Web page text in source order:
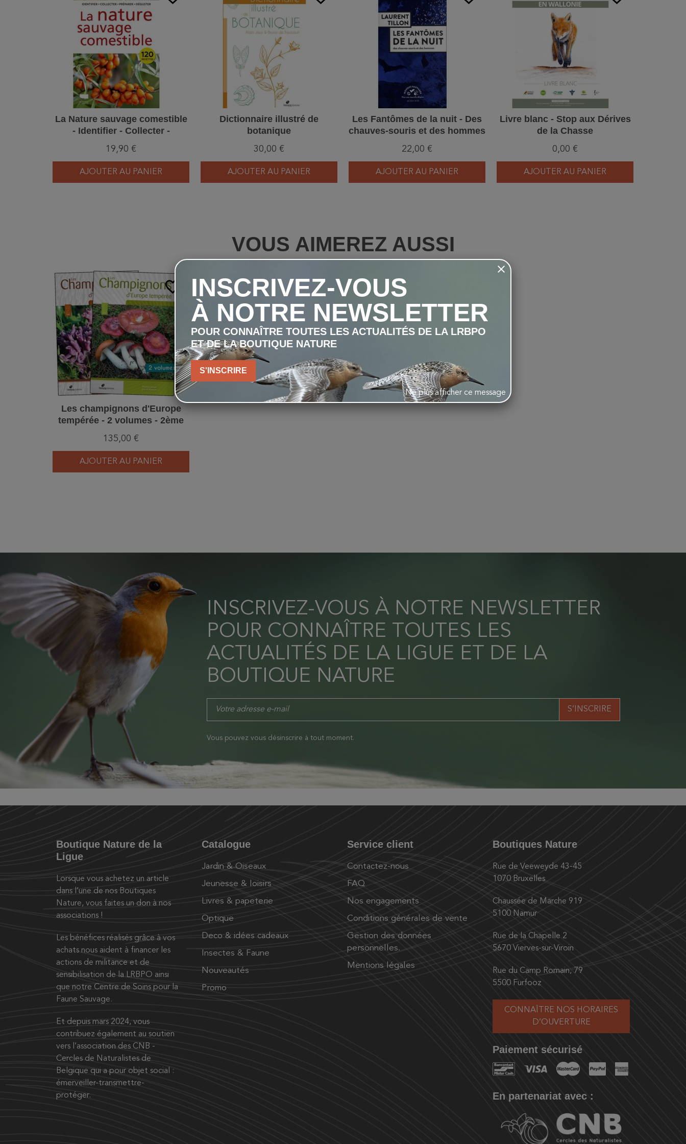
La Nature sauvage comestible
- Identifier - Collecter -
Préparer - Déguster
19,90 €
AJOUTER AU PANIER
Dictionnaire illustré de
botanique
30,00 €
AJOUTER AU PANIER
Les Fantômes de la nuit - Des
chauves-souris et des hommes
22,00 €
AJOUTER AU PANIER
Livre blanc - Stop aux Dérives
de la Chasse
0,00 €
AJOUTER AU PANIER
VOUS AIMEREZ AUSSI
favorite_border
Les champignons d'Europe
tempérée - 2 volumes - 2ème
Edition
135,00 €
AJOUTER AU PANIER
INSCRIVEZ-VOUS À NOTRE NEWSLETTER
POUR CONNAÎTRE TOUTES LES
ACTUALITÉS DE LA LIGUE ET DE LA
BOUTIQUE NATURE
Vous pouvez vous désinscrire à tout moment.
Boutique Nature de la
Ligue
Lorsque vous achetez un article
dans l’une de nos Boutiques
Nature, vous faites un don à nos
associations !
Les bénéfices réalisés grâce à vos
achats nous aident à financer les
actions de militance et de
sensibilisation de la LRBPO ainsi
que notre Centre de Soins pour la
Faune Sauvage.
Et depuis mars 2024, vous
contribuez également au soutien
vers l’association des CNB -
Cercles de Naturalistes de
Belgique qui a pour objet social :
émerveiller-transmettre-
protéger.
Catalogue
Jardin & Oiseaux
Jeunesse & loisirs
Livres & papeterie
Optique
Deco & idées cadeaux
Insectes & Faune
Nouveautés
Promo
Service client
Contactez-nous
FAQ
Nos engagements
Conditions générales de vente
Gestion des données
personnelles.
Mentions légales
Boutiques Nature
Rue de Veeweyde 43-45
1070 Bruxelles
Chaussée de Marche 919
5100 Namur
Rue de la Chapelle 2
5670 Vierves-sur-Viroin
Rue du Camp Romain, 79
5500 Furfooz
CONNAÎTRE NOS HORAIRES
D’OUVERTURE
Paiement sécurisé
En partenariat avec :
INSCRIVEZ-VOUS
À NOTRE NEWSLETTER
POUR CONNAÎTRE TOUTES LES ACTUALITÉS DE LA LRBPO
ET DE LA BOUTIQUE NATURE
S'INSCRIRE
Ne plus afficher ce message